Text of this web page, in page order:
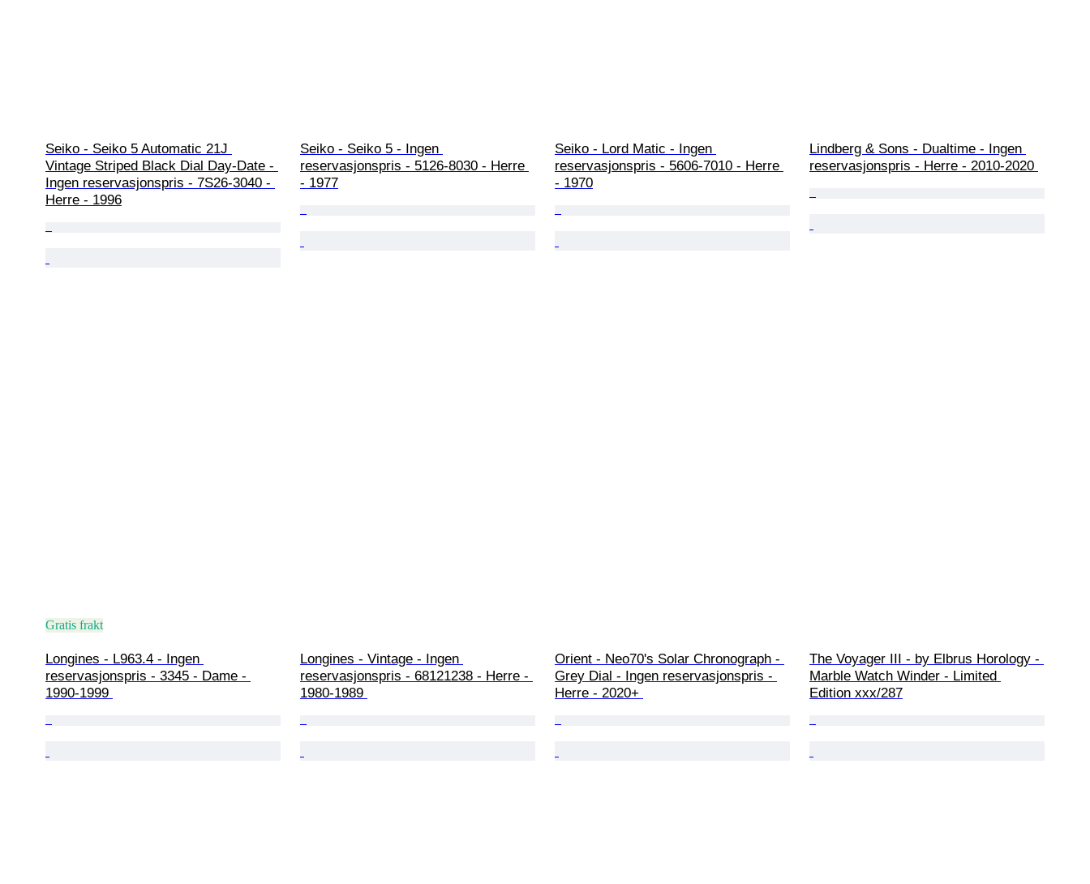
Seiko - Seiko 5 Automatic 21J
Vintage Striped Black Dial Day-Date -
Ingen reservasjonspris - 7S26-3040 -
Herre - 1996
Seiko - Seiko 5 - Ingen
reservasjonspris - 5126-8030 - Herre
- 1977
Seiko - Lord Matic - Ingen
reservasjonspris - 5606-7010 - Herre
- 1970
Lindberg & Sons - Dualtime - Ingen
reservasjonspris - Herre - 2010-2020
Gratis frakt
Longines - L963.4 - Ingen
reservasjonspris - 3345 - Dame -
1990-1999
Longines - Vintage - Ingen
reservasjonspris - 68121238 - Herre -
1980-1989
Orient - Neo70's Solar Chronograph -
Grey Dial - Ingen reservasjonspris -
Herre - 2020+
The Voyager III - by Elbrus Horology -
Marble Watch Winder - Limited
Edition xxx/287